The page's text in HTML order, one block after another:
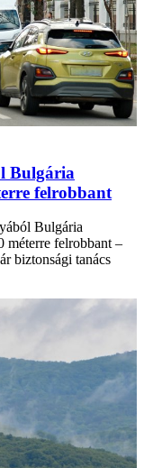
Bulgária
felrobbant
Bulgária
méterre felrobbant –
biztonsági tanács